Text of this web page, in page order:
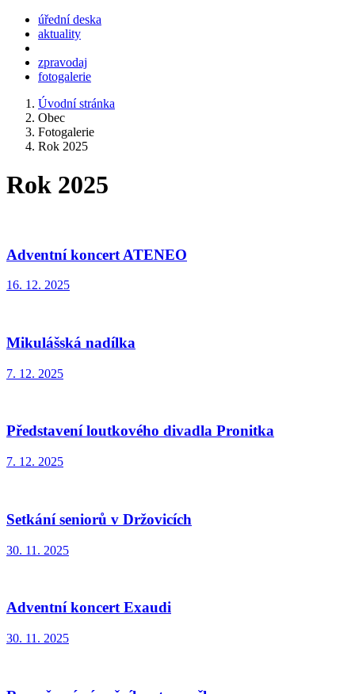
úřední deska
aktuality
zpravodaj
fotogalerie
Úvodní stránka
Obec
Fotogalerie
Rok 2025
Rok 2025
Adventní koncert ATENEO
16. 12. 2025
Mikulášská nadílka
7. 12. 2025
Představení loutkového divadla Pronitka
7. 12. 2025
Setkání seniorů v Držovicích
30. 11. 2025
Adventní koncert Exaudi
30. 11. 2025